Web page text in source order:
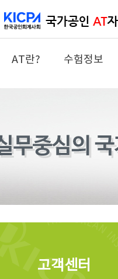
AT란? 수험정보
고객센터